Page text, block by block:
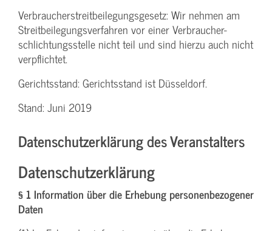
Verbraucher­streitbeilegungs­gesetz: Wir nehmen am
Streit­beilegungs­verfahren vor einer Verbraucher­
schlichtungs­stelle nicht teil und sind hierzu auch nicht
verpflichtet.
Gerichtsstand: Gerichtsstand ist Düsseldorf.
Stand: Juni 2019
Datenschutzerklärung des Veranstalters
Datenschutzerklärung
§ 1 Information über die Erhebung personenbezogener
Daten